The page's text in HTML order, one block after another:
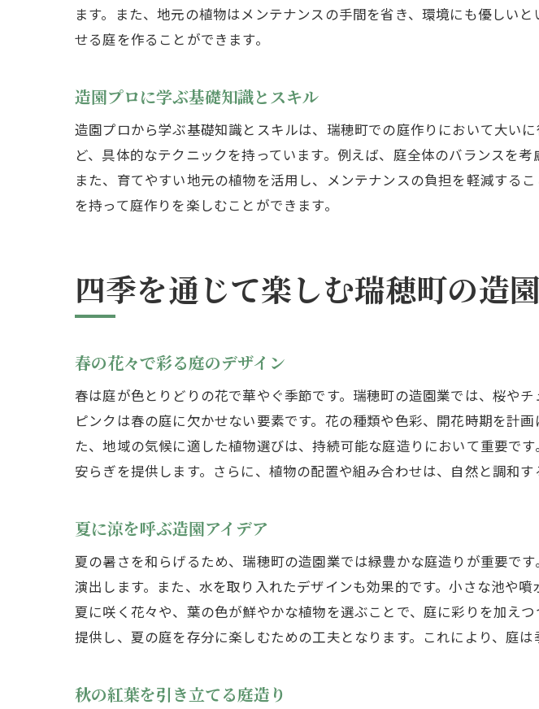
地元での造園ビ
造園のプロが教える
プロが選ぶおす
長持ちする庭を
失敗しない庭造り
造園計画を立てる
コミュニケーショ
地元の業者と協
ます。また、地元の植物はメンテナンスの手間を省き、環境にも優しい
せる庭を作ることができます。
造園プロに学ぶ基礎知識とスキル
造園プロから学ぶ基礎知識とスキルは、瑞穂町での庭作りにおいて大い
ど、具体的なテクニックを持っています。例えば、庭全体のバランスを
また、育てやすい地元の植物を活用し、メンテナンスの負担を軽減する
を持って庭作りを楽しむことができます。
四季を通じて楽しむ瑞穂町の造
春の花々で彩る庭のデザイン
春は庭が色とりどりの花で華やぐ季節です。瑞穂町の造園業では、桜や
ピンクは春の庭に欠かせない要素です。花の種類や色彩、開花時期を計
た、地域の気候に適した植物選びは、持続可能な庭造りにおいて重要で
安らぎを提供します。さらに、植物の配置や組み合わせは、自然と調和
夏に涼を呼ぶ造園アイデア
夏の暑さを和らげるため、瑞穂町の造園業では緑豊かな庭造りが重要で
演出します。また、水を取り入れたデザインも効果的です。小さな池や
夏に咲く花々や、葉の色が鮮やかな植物を選ぶことで、庭に彩りを加え
提供し、夏の庭を存分に楽しむための工夫となります。これにより、庭
秋の紅葉を引き立てる庭造り